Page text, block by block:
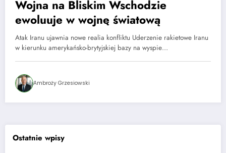
Wojna na Bliskim Wschodzie
ewoluuje w wojnę światową
Atak Iranu ujawnia nowe realia konfliktu Uderzenie rakietowe Iranu
w kierunku amerykańsko-brytyjskiej bazy na wyspie…
Ambroży Grzesiowski
Ostatnie wpisy